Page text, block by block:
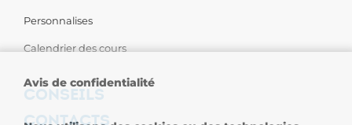
Personnalises
Calendrier des cours
CONSEILS
CONTACTS
Avis de confidentialité